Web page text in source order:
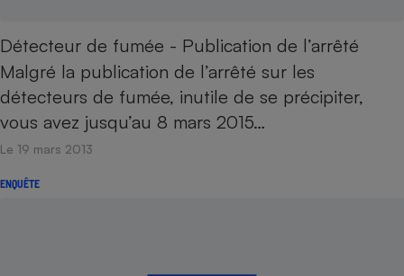
Détecteur de fumée - Publication de l’arrêté
Malgré la publication de l’arrêté sur les
détecteurs de fumée, inutile de se précipiter,
vous avez jusqu’au 8 mars 2015…
Le 19 mars 2013
ENQUÊTE